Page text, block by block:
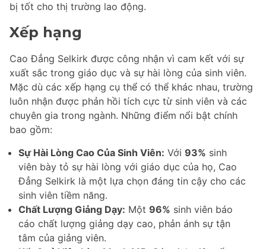
bị tốt cho thị trường lao động.
Xếp hạng
Cao Đẳng Selkirk được công nhận vì cam kết với sự
xuất sắc trong giáo dục và sự hài lòng của sinh viên.
Mặc dù các xếp hạng cụ thể có thể khác nhau, trường
luôn nhận được phản hồi tích cực từ sinh viên và các
chuyên gia trong ngành. Những điểm nổi bật chính
bao gồm:
Sự Hài Lòng Cao Của Sinh Viên: Với 93% sinh
viên bày tỏ sự hài lòng với giáo dục của họ, Cao
Đẳng Selkirk là một lựa chọn đáng tin cậy cho các
sinh viên tiềm năng.
Chất Lượng Giảng Dạy: Một 96% sinh viên báo
cáo chất lượng giảng dạy cao, phản ánh sự tận
tâm của giảng viên.